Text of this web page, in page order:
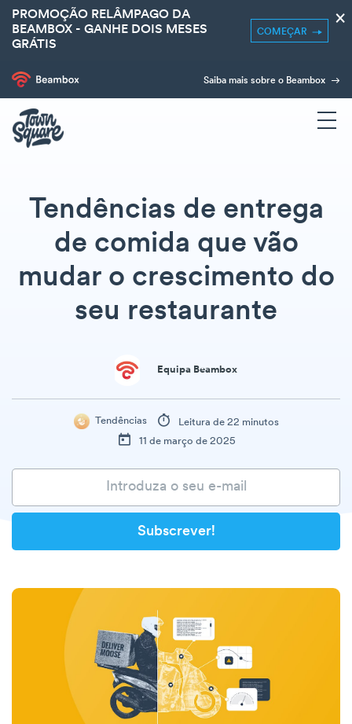
PROMOÇÃO RELÂMPAGO DA
BEAMBOX - GANHE DOIS MESES
GRÁTIS
COMEÇAR
×
Saiba mais sobre o Beambox
Tendências de entrega
de comida que vão
mudar o crescimento do
seu restaurante
Equipa Beambox
Tendências
Leitura de 22 minutos
11 de março de 2025